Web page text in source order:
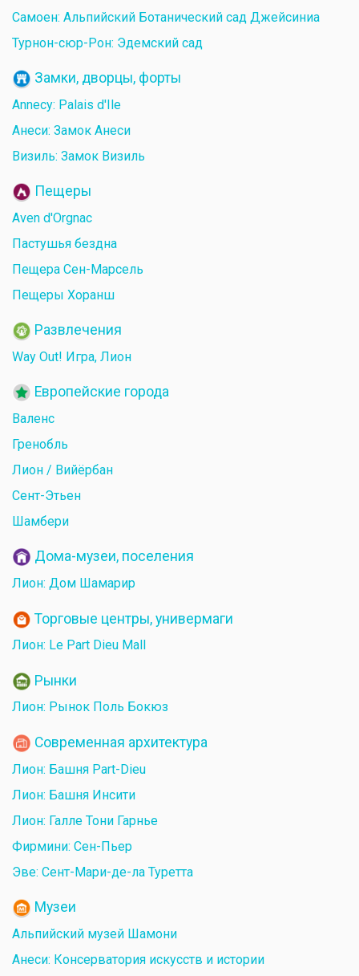
Самоен: Альпийский Ботанический сад Джейсиниа
Турнон-сюр-Рон: Эдемский сад
Замки, дворцы, форты
Annecy: Palais d'Ile
Анеси: Замок Анеси
Визиль: Замок Визиль
Пещеры
Aven d'Orgnac
Пастушья бездна
Пещера Сен-Марсель
Пещеры Хоранш
Развлечения
Way Out! Игра, Лион
Европейские города
Валенс
Гренобль
Лион / Вийёрбан
Сент-Этьен
Шамбери
Дома-музеи, поселения
Лион: Дом Шамарир
Торговые центры, универмаги
Лион: Le Part Dieu Mall
Рынки
Лион: Рынок Поль Бокюз
Современная архитектура
Лион: Башня Part-Dieu
Лион: Башня Инсити
Лион: Галле Тони Гарнье
Фирмини: Сен-Пьер
Эве: Сент-Мари-де-ла Туретта
Музеи
Альпийский музей Шамони
Анеси: Консерватория искусств и истории